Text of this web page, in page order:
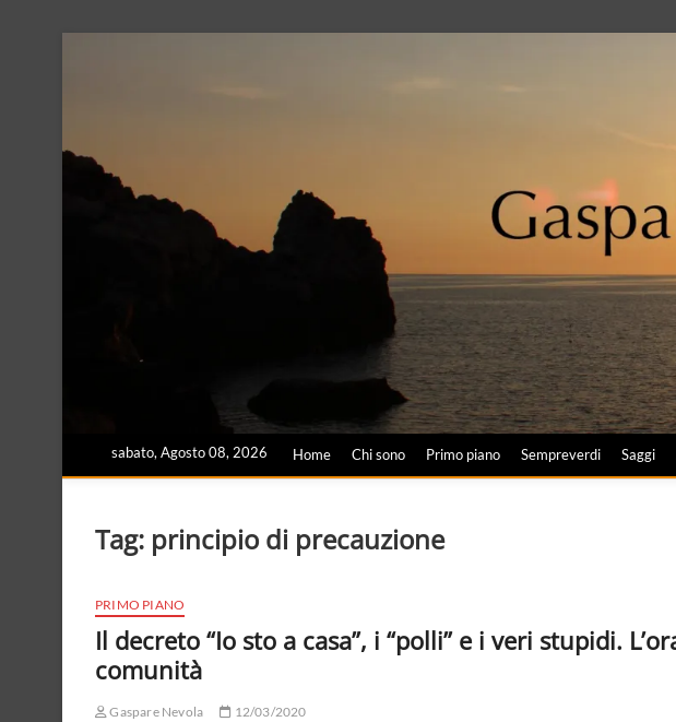
sabato, Agosto 08, 2026 Home Chi sono Primo piano Sempreverdi Saggi
Tag: principio di precauzione
PRIMO PIANO
Il decreto “Io sto a casa”, i “polli” e i veri stupidi.
comunità
Gaspare Nevola
12/03/2020